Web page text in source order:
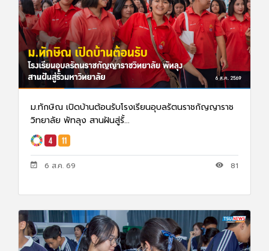
ม.ทักษิณ เปิดบ้านต้อนรับโรงเรียนอุบลรัตนราชกัญญาราช
วิทยาลัย พัทลุง สานฝันสู่รั้...
6 ส.ค. 69 81